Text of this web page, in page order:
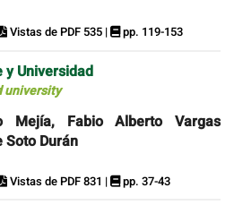
Vistas de PDF 535 | pp. 119-153
Universidad
university
Mejía, Fabio Alberto Vargas
Soto Durán
Vistas de PDF 831 | pp. 37-43